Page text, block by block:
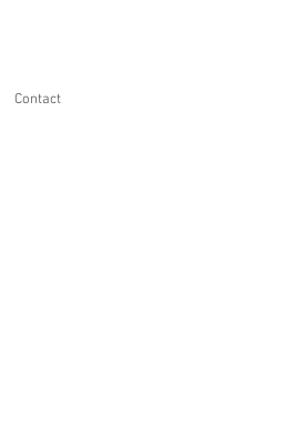
Contact